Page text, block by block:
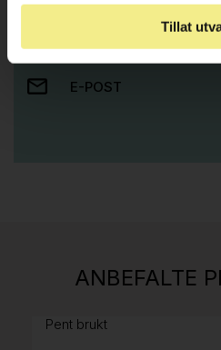
Tillat
RING OSS PÅ 22 15 15
E-POST
ANBEFALTE
Pent brukt